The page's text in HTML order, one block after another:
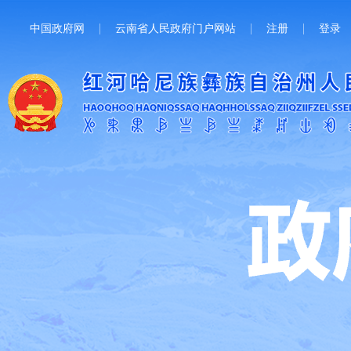
中国政府网 云南省人民政府门户网站 注册 登录